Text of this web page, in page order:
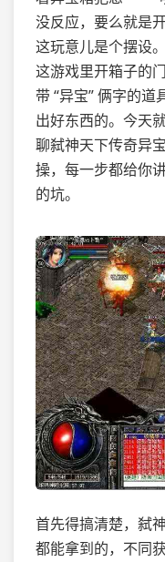
没反应，要么就是
这玩意儿是个摆设
这游戏里开箱子的
带 “异宝” 俩字的
出好东西的。今天
聊弑神天下传奇异
操，每一步都给你
的坑。
首先得搞清楚，弑
都能拿到的，不同